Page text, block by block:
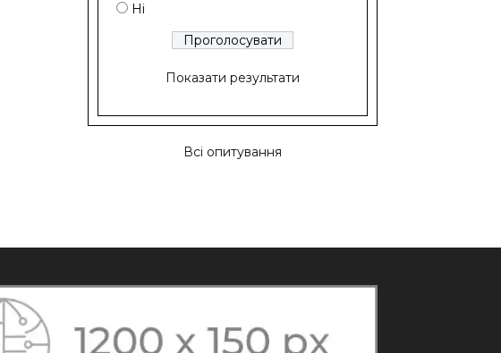
Ні
Показати результати
Всі опитування